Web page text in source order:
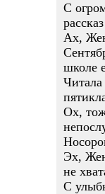
С
Ах,
школе
Ох,
Эх,
не
С